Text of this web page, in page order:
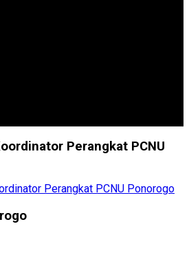
Perangkat PCNU